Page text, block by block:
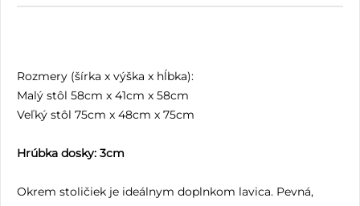
Rozmery (šírka x výška x hĺbka):
Malý stôl 58cm x 41cm x 58cm
Veľký stôl 75cm x 48cm x 75cm
Hrúbka dosky: 3cm
Okrem stoličiek je ideálnym doplnkom lavica. Pevná,